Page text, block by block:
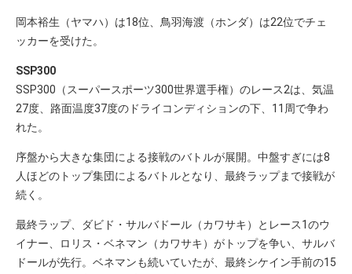
岡本裕生（ヤマハ）は18位、鳥羽海渡（ホンダ）は22位でチェ
ッカーを受けた。
SSP300
SSP300（スーパースポーツ300世界選手権）のレース2は、気温
27度、路面温度37度のドライコンディションの下、11周で争わ
れた。
序盤から大きな集団による接戦のバトルが展開。中盤すぎには8
人ほどのトップ集団によるバトルとなり、最終ラップまで接戦が
続く。
最終ラップ、ダビド・サルバドール（カワサキ）とレース1のウ
イナー、ロリス・ベネマン（カワサキ）がトップを争い、サルバ
ドールが先行。ベネマンも続いていたが、最終シケイン手前の15